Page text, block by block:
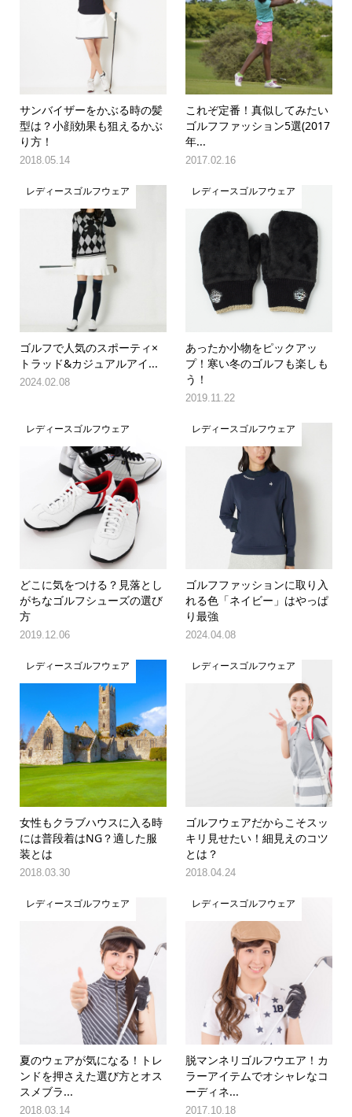
サンバイザーをかぶる時の髪
型は？小顔効果も狙えるかぶ
り方！
2018.05.14
これぞ定番！真似してみたい
ゴルフファッション5選(2017
年...
2017.02.16
レディースゴルフウェア
ゴルフで人気のスポーティ×
トラッド&カジュアルアイ...
2024.02.08
レディースゴルフウェア
あったか小物をピックアッ
プ！寒い冬のゴルフも楽しも
う！
2019.11.22
レディースゴルフウェア
どこに気をつける？見落とし
がちなゴルフシューズの選び
方
2019.12.06
レディースゴルフウェア
ゴルフファッションに取り入
れる色「ネイビー」はやっぱ
り最強
2024.04.08
レディースゴルフウェア
女性もクラブハウスに入る時
には普段着はNG？適した服
装とは
2018.03.30
レディースゴルフウェア
ゴルフウェアだからこそスッ
キリ見せたい！細見えのコツ
とは？
2018.04.24
レディースゴルフウェア
夏のウェアが気になる！トレ
ンドを押さえた選び方とオス
スメブラ...
2018.03.14
レディースゴルフウェア
脱マンネリゴルフウエア！カ
ラーアイテムでオシャレなコ
ーディネ...
2017.10.18